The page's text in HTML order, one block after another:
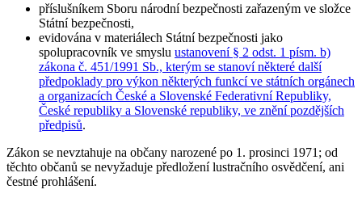
příslušníkem Sboru národní bezpečnosti zařazeným ve složce
Státní bezpečnosti,
evidována v materiálech Státní bezpečnosti jako
spolupracovník ve smyslu ustanovení § 2 odst. 1 písm. b)
zákona č. 451/1991 Sb., kterým se stanoví některé další
předpoklady pro výkon některých funkcí ve státních orgánech
a organizacích České a Slovenské Federativní Republiky,
České republiky a Slovenské republiky, ve znění pozdějších
předpisů.
Zákon se nevztahuje na občany narozené po 1. prosinci 1971 ; od
těchto občanů se nevyžaduje předložení lustračního osvědčení, ani
čestné prohlášení.